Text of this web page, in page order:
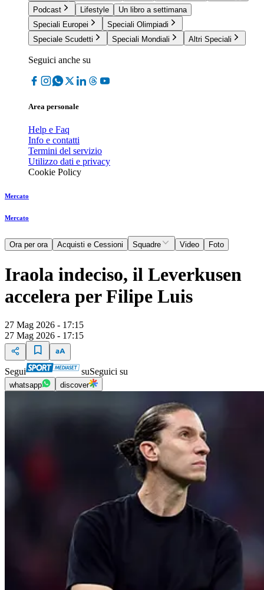
Podcast
Lifestyle
Un libro a settimana
Speciali Europei
Speciali Olimpiadi
Speciale Scudetti
Speciali Mondiali Altri Speciali
Seguici anche su
Area personale
Help e Faq
Info e contatti
Termini del servizio
Utilizzo dati e privacy
Cookie Policy
Mercato
Mercato
Ora per ora Acquisti e Cessioni Squadre Video Foto
Iraola indeciso, il Leverkusen
accelera per Filipe Luis
27 Mag 2026 - 17:15
27 Mag 2026 - 17:15
Segui suSeguici su
whatsapp discover